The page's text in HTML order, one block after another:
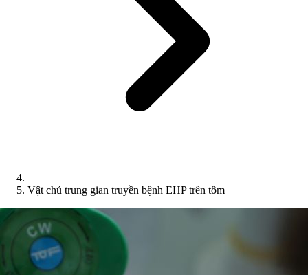
Vật chủ trung gian truyền bệnh EHP trên tôm